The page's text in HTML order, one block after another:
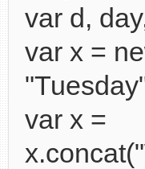
var d,
var x =
var x =